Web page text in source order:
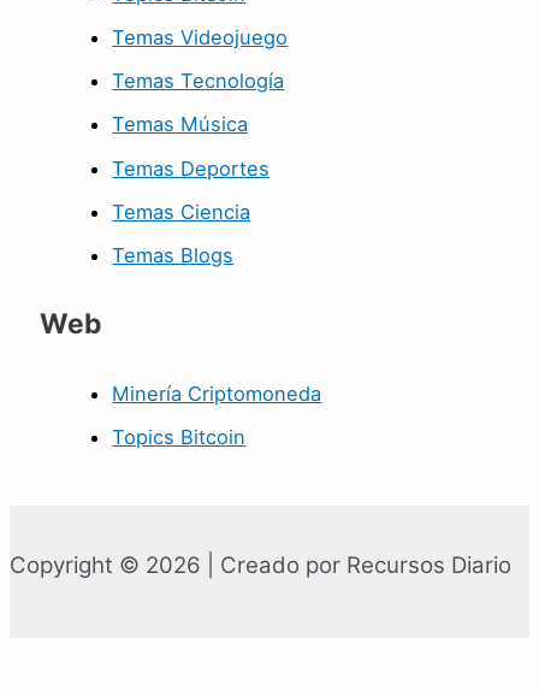
Temas Videojuego
Temas Tecnología
Temas Música
Temas Deportes
Temas Ciencia
Temas Blogs
Web
Minería Criptomoneda
Topics Bitcoin
Copyright © 2026 | Creado por Recursos Diario